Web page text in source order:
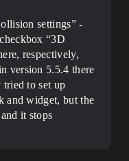
settings” -
“3D
respectively,
version 5.5.4 there
tried to set up
and widget, but the
it stops